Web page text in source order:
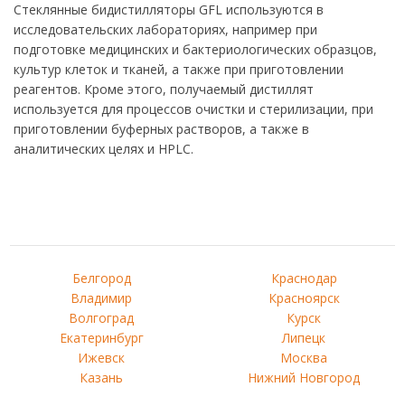
Стеклянные бидистилляторы GFL используются в
исследовательских лабораториях, например при
подготовке медицинских и бактериологических образцов,
культур клеток и тканей, а также при приготовлении
реагентов. Кроме этого, получаемый дистиллят
используется для процессов очистки и стерилизации, при
приготовлении буферных растворов, а также в
аналитических целях и HPLC.
Белгород
Владимир
Волгоград
Екатеринбург
Ижевск
Казань
Краснодар
Красноярск
Курск
Липецк
Москва
Нижний Новгород